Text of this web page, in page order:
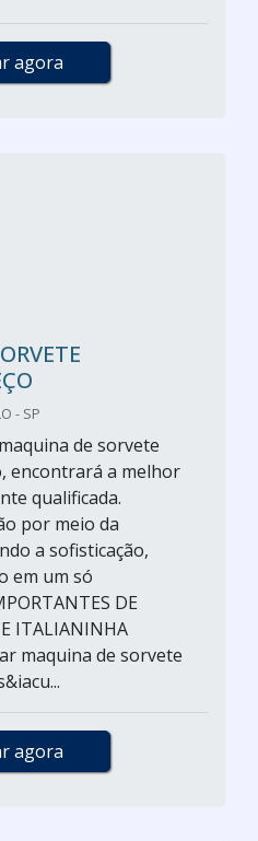
agora
- SP
de sorvete
encontrará a melhor
qualificada.
por meio da
a sofisticação,
em um só
DE
ITALIANINHA
maquina de sorvete
agora